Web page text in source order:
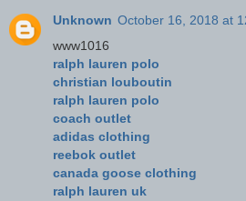
Unknown October 16, 2018 at
www1016
ralph lauren polo
christian louboutin
ralph lauren polo
coach outlet
adidas clothing
reebok outlet
canada goose clothing
ralph lauren uk